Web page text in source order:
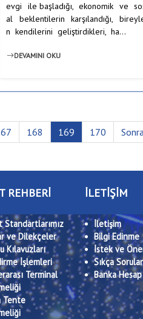
evgi ile başladığı, ekonomik ve
al beklentilerin karşılandığı,
n kendilerini geliştirdikleri, ha...
DEVAMINI OKU
168 169 170
REHBERİ
Standartlarımız
ve Dilekçeler
Kılavuzları
İşlemleri
Terminal
Tente
İLETİŞİM
İletişim
Bilgi Edinme
İstek ve
Sıkça
Banka